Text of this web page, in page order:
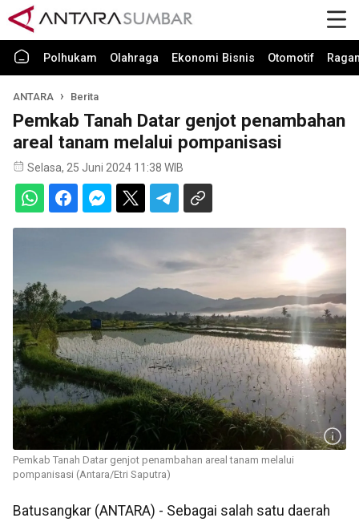
Polhukam Olahraga Ekonomi Bisnis Otomotif
ANTARA Berita
Pemkab Tanah Datar genjot penambahan
areal tanam melalui pompanisasi
Selasa, 25 Juni 2024 11:38 WIB
Pemkab Tanah Datar genjot penambahan areal tanam melalui
pompanisasi (Antara/Etri Saputra)
Batusangkar (ANTARA) - Sebagai salah satu daerah